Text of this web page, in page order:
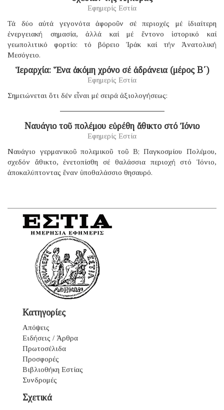
Εφημερίς Εστία
Τά δύο αὐτά γεγονότα ἀφοροῦν σέ περιοχές μέ ἰδιαίτερη
ἐνεργειακή σημασία, ἀλλά καί μέ ἔντονο ἱστορικό καί
γεωπολιτικό φορτίο: τό βόρειο Ἰράκ καί τήν Ἀνατολική
Μεσόγειο.
Ἱεραρχία: Ἕνα ἀκόμη χρόνο σέ ἀδράνεια (μέρος B΄)
Εφημερίς Εστία
Σημειώνεται ὅτι δέν εἶναι μέ σειρά ἀξιολογήσεως:
Ναυάγιο τοῦ πολέμου εὑρέθη ἄθικτο στό Ἰόνιο
Εφημερίς Εστία
Ναυάγιο γερμανικοῦ πολεμικοῦ τοῦ B; Παγκοσμίου Πολέμου,
σχεδόν ἄθικτο, ἐνετοπίσθη σέ θαλάσσια περιοχή στό Ἰόνιο,
ἀποκαλύπτοντας ἕναν ὑποθαλάσσιο θησαυρό.
Κατηγορίες
Απόψεις
Ειδήσεις / Άρθρα
Πρωτοσέλιδα
Προσφορές
Βιβλιοθήκη Εστίας
Συνδρομές
Σχετικά